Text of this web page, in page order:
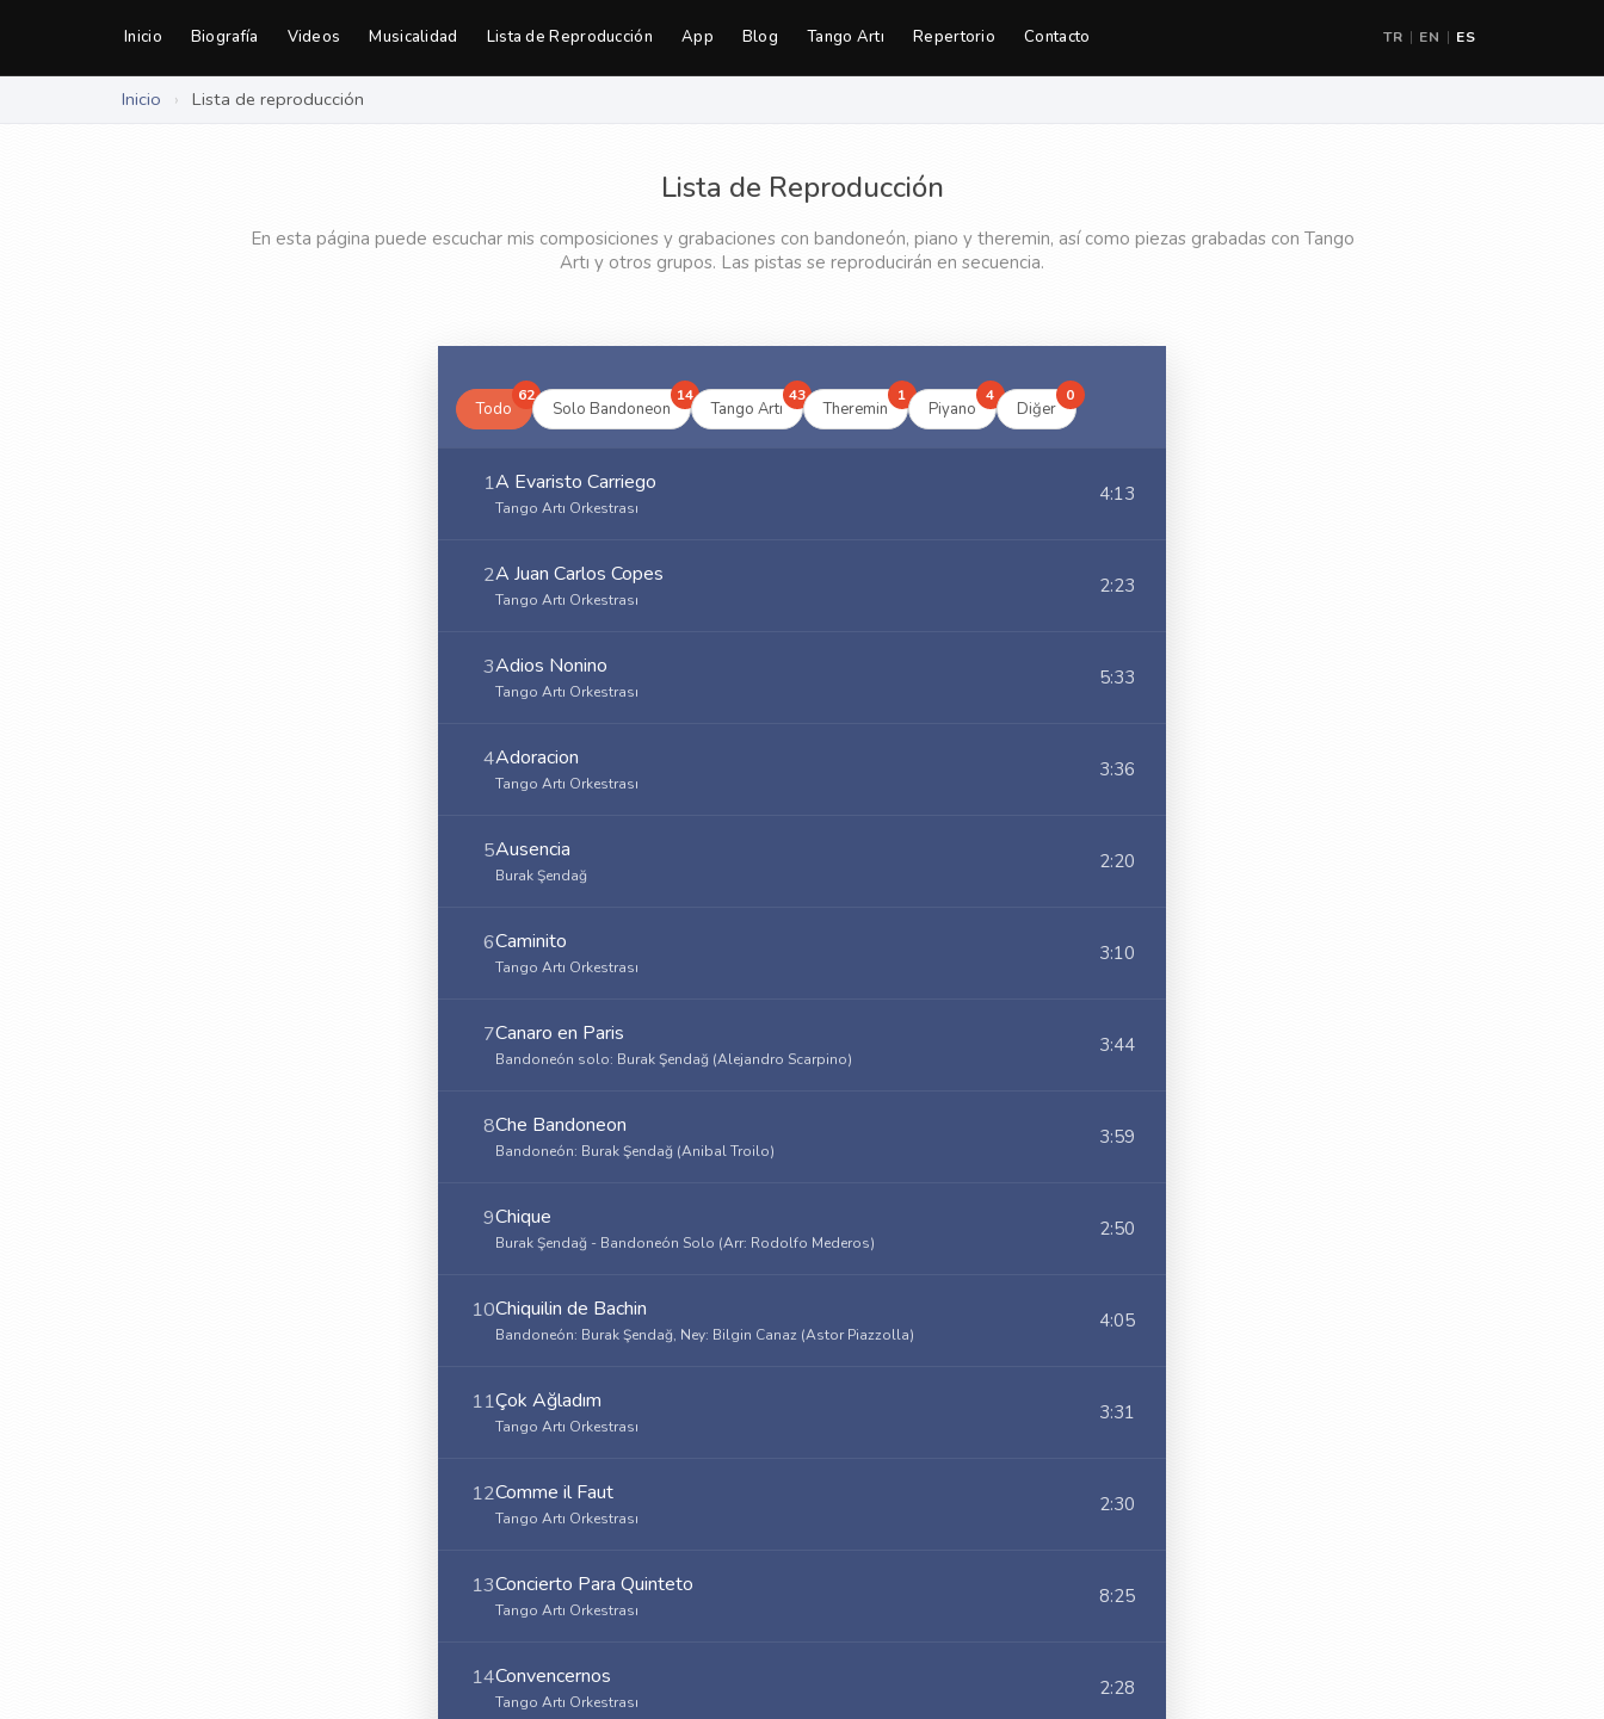
Inicio Biografía Videos Musicalidad Lista de Reproducción App Blog Tango Artı Repertorio Contacto TR EN ES
Inicio › Lista de reproducción
Lista de Reproducción
En esta página puede escuchar mis composiciones y grabaciones con bandoneón, piano y theremin, así como piezas grabadas con Tango
Artı y otros grupos. Las pistas se reproducirán en secuencia.
Todo
62
Solo Bandoneon
14
Tango Artı
43
Theremin
1
Piyano
4
Diğer
0
1A Evaristo Carriego
Tango Artı Orkestrası
4:13
2A Juan Carlos Copes
Tango Artı Orkestrası
2:23
3Adios Nonino
Tango Artı Orkestrası
5:33
4Adoracion
Tango Artı Orkestrası
3:36
5Ausencia
Burak Şendağ
2:20
6Caminito
Tango Artı Orkestrası
3:10
7Canaro en Paris
Bandoneón solo: Burak Şendağ (Alejandro Scarpino)
3:44
8Che Bandoneon
Bandoneón: Burak Şendağ (Anibal Troilo)
3:59
9Chique
Burak Şendağ - Bandoneón Solo (Arr: Rodolfo Mederos)
2:50
10Chiquilin de Bachin
Bandoneón: Burak Şendağ, Ney: Bilgin Canaz (Astor Piazzolla)
4:05
11Çok Ağladım
Tango Artı Orkestrası
3:31
12Comme il Faut
Tango Artı Orkestrası
2:30
13Concierto Para Quinteto
Tango Artı Orkestrası
8:25
14Convencernos
Tango Artı Orkestrası
2:28